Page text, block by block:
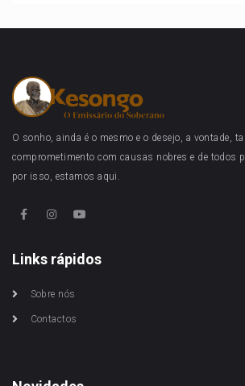
O sonho, ainda é o mesmo e o desejo, a vontade,
comprometimento com causas nobres e de todos
por isso, estamos aqui.
Links rápidos
Sobre nós
Contactos